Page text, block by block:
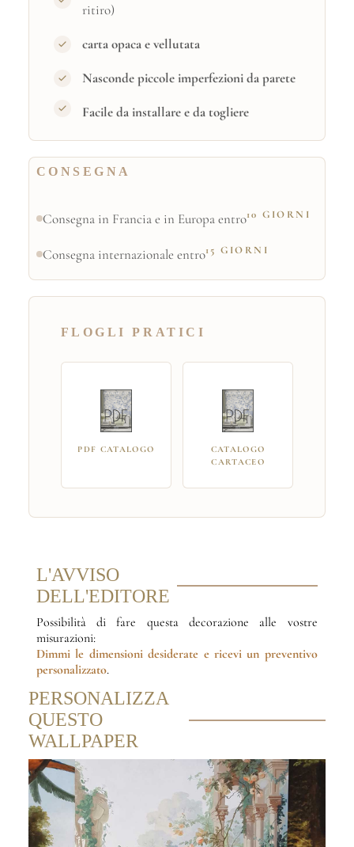
ritiro)
carta opaca e vellutata
Nasconde piccole imperfezioni da parete
Facile da installare e da togliere
CONSEGNA
Consegna in Francia e in Europa entro10 GIORNI
Consegna internazionale entro15 GIORNI
FLOGLI PRATICI
PDF CATALOGO
CATALOGO
CARTACEO
L'AVVISO
DELL'EDITORE
Possibilità di fare questa decorazione alle vostre
misurazioni:
Dimmi le dimensioni desiderate e ricevi un preventivo
personalizzato.
PERSONALIZZA
QUESTO
WALLPAPER